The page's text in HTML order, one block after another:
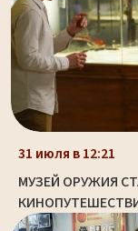
31 июля в 12:21
МУЗЕЙ ОРУЖИЯ